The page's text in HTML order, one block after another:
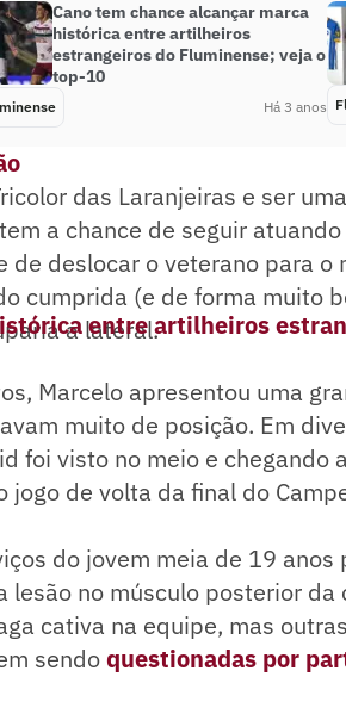
Cano tem chance alcançar marca
histórica entre artilheiros
estrangeiros do Fluminense; veja o
top-10
Há 3 anos
das Laranjeiras e ser
a chance de seguir
deslocar o veterano para o
cumprida (e de forma muito
a lateral.
entre artilheiros
Marcelo apresentou uma
muito de posição. Em
foi visto no meio e chegando
jogo de volta da final do
do jovem meia de 19 anos
no músculo posterior da
cativa na equipe, mas
sendoquestionadas por